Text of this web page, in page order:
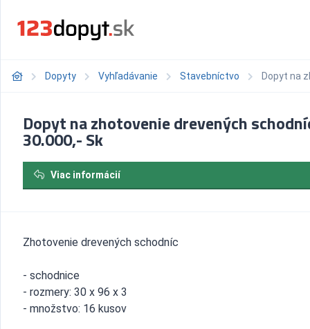
Dopyty Vyhľadávanie Stavebníctvo Dopyt na
Dopyt na zhotovenie drevených
30.000,- Sk
Viac informácií
Zhotovenie drevených schodníc
- schodnice
- rozmery: 30 x 96 x 3
- množstvo: 16 kusov